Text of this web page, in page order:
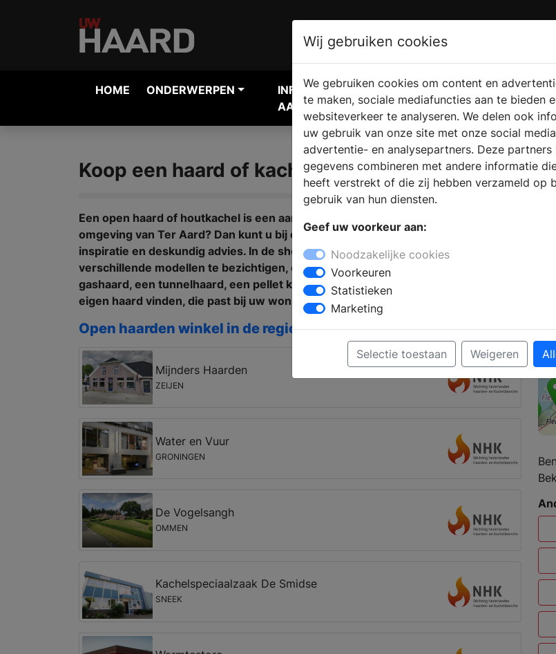
HOME ONDERWERPEN
INFORMATIE
AANVRAGEN
VERKOOPLOCATIE
VINDEN
Koop een haard of kachel in Ter Aard
Een open haard of houtkachel is een aanwinst voor elke woning. Woont u in de
omgeving van Ter Aard? Dan kunt u bij een haardenspecialist terecht voor
inspiratie en deskundig advies. In de showroom heeft u de mogelijkheid om
verschillende modellen te bezichtigen, of het nu gaat om een open haard, een
gashaard, een tunnelhaard, een pellet kachel of een cv houthaard. Zo kunt u een
eigen haard vinden, die past bij uw woning, interieur en budget.
Open haarden winkel in de regio Ter Aard
Mijnders Haarden
ZEIJEN
Water en Vuur
GRONINGEN
De Vogelsangh
OMMEN
Kachelspeciaalzaak De Smidse
SNEEK
Wij gebruiken cookies
We gebruiken cookies om content en
te maken, sociale mediafuncties aan te bieden
websiteverkeer te analyseren. We delen ook
uw gebruik van onze site met onze social
advertentie- en analysepartners. Deze partners
gegevens combineren met andere informatie
heeft verstrekt of die zij hebben verzameld op
gebruik van hun diensten.
Geef uw voorkeur aan:
Noodzakelijke cookies
Voorkeuren
Statistieken
Marketing
Selectie toestaan Weigeren